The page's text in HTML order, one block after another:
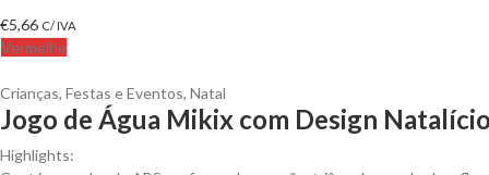
€5,66 C/ IVA
Vermelho
Crianças, Festas e Eventos, Natal
Jogo de Água Mikix com Design
Highlights: